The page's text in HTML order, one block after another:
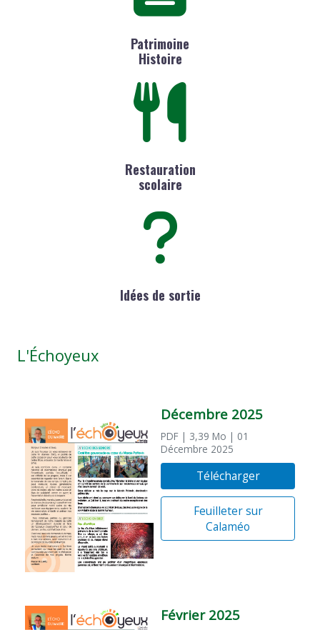
Patrimoine
Histoire
Restauration
scolaire
Idées de sortie
L'Échoyeux
Décembre 2025
PDF | 3,39 Mo | 01
Décembre 2025
Télécharger
Feuilleter sur
Calaméo
Février 2025